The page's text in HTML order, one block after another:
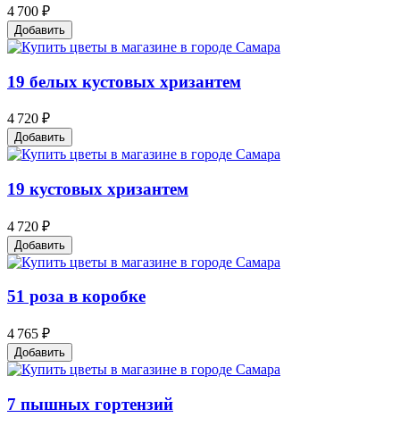
4 700 ₽
Добавить
19 белых кустовых хризантем
4 720 ₽
Добавить
19 кустовых хризантем
4 720 ₽
Добавить
51 роза в коробке
4 765 ₽
Добавить
7 пышных гортензий